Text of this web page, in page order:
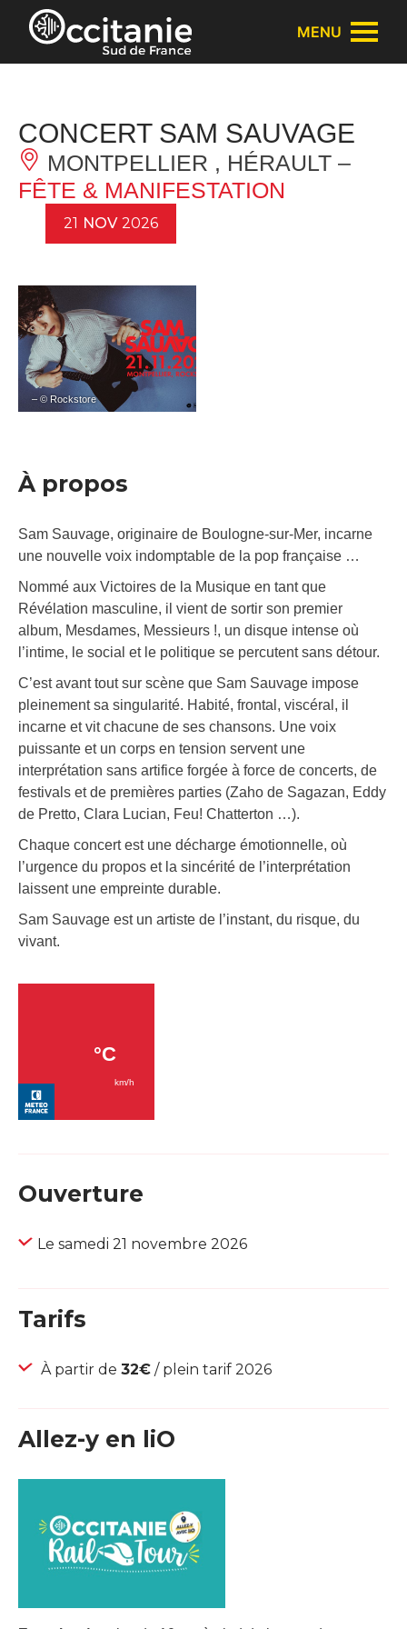
Panneau de gestion des cookies
MENU
CONCERT SAM SAUVAGE
MONTPELLIER , HÉRAULT –
FÊTE & MANIFESTATION
21 NOV 2026
– © Rockstore
À propos
Sam Sauvage, originaire de Boulogne-sur-Mer, incarne
une nouvelle voix indomptable de la pop française …
Nommé aux Victoires de la Musique en tant que
Révélation masculine, il vient de sortir son premier
album, Mesdames, Messieurs !, un disque intense où
l’intime, le social et le politique se percutent sans détour.
C’est avant tout sur scène que Sam Sauvage impose
pleinement sa singularité. Habité, frontal, viscéral, il
incarne et vit chacune de ses chansons. Une voix
puissante et un corps en tension servent une
interprétation sans artifice forgée à force de concerts, de
festivals et de premières parties (Zaho de Sagazan, Eddy
de Pretto, Clara Lucian, Feu! Chatterton …).
Chaque concert est une décharge émotionnelle, où
l’urgence du propos et la sincérité de l’interprétation
laissent une empreinte durable.
Sam Sauvage est un artiste de l’instant, du risque, du
vivant.
Ouverture
Le samedi 21 novembre 2026
Tarifs
À partir de 32€ / plein tarif 2026
Allez-y en liO